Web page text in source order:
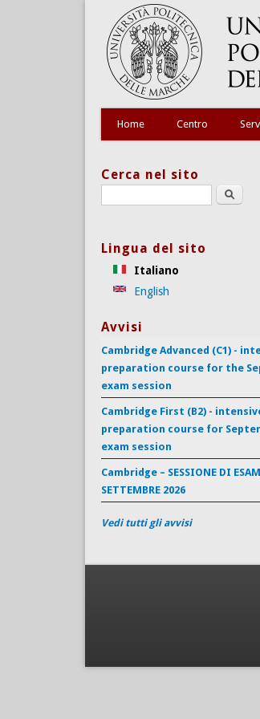
Home Centro
Cerca nel sito
Search
Lingua del sito
Italiano
English
Avvisi
Cambridge Advanced (C1) -
preparation course for the
exam session
Cambridge First (B2) -
preparation course for
exam session
Cambridge – SESSIONE DI
SETTEMBRE 2026
Vedi tutti gli avvisi